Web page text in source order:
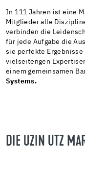
In 111 Jahren ist eine
Mitglieder alle
verbinden die
für jede Aufgabe die
sie perfekte
vielseitengen
einem gemeinsamen
Systems.
DIE UZIN UTZ